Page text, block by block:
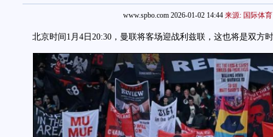
www.spbo.com 2026-01-02 14:44 来源: 国际体育
北京时间1月4日20:30，曼联将客场迎战利兹联，这也将是双方